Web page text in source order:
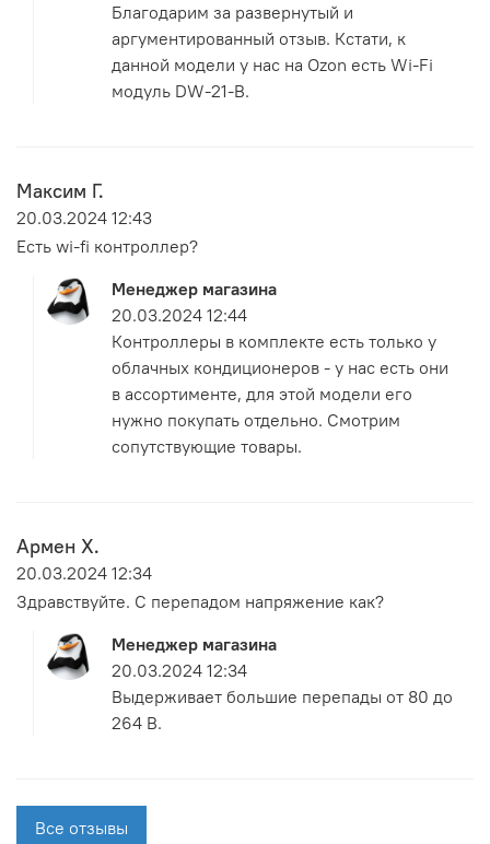
Благодарим за развернутый и
аргументированный отзыв. Кстати, к
данной модели у нас на Ozon есть Wi-Fi
модуль DW-21-B.
Максим Г.
20.03.2024 12:43
Есть wi-fi контроллер?
Менеджер магазина
20.03.2024 12:44
Контроллеры в комплекте есть только у
облачных кондиционеров - у нас есть они
в ассортименте, для этой модели его
нужно покупать отдельно. Смотрим
сопутствующие товары.
Армен Х.
20.03.2024 12:34
Здравствуйте. С перепадом напряжение как?
Менеджер магазина
20.03.2024 12:34
Выдерживает большие перепады от 80 до
264 В.
Все отзывы